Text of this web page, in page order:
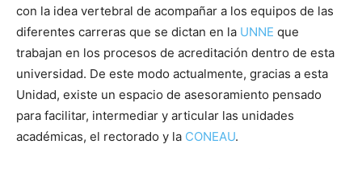
con la idea vertebral de acompañar a los equipos de las
diferentes carreras que se dictan en la UNNE que
trabajan en los procesos de acreditación dentro de esta
universidad. De este modo actualmente, gracias a esta
Unidad, existe un espacio de asesoramiento pensado
para facilitar, intermediar y articular las unidades
académicas, el rectorado y la CONEAU.